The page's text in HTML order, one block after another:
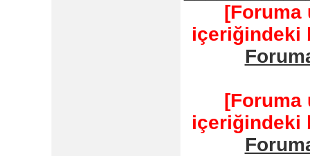
[Foruma
içeriğindeki
[Foruma
içeriğindeki